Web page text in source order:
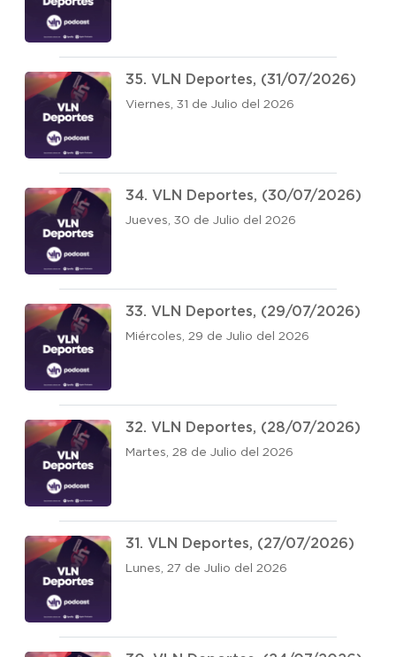
35. VLN Deportes, (31/07/2026)
Viernes, 31 de Julio del 2026
34. VLN Deportes, (30/07/2026)
Jueves, 30 de Julio del 2026
33. VLN Deportes, (29/07/2026)
Miércoles, 29 de Julio del 2026
32. VLN Deportes, (28/07/2026)
Martes, 28 de Julio del 2026
31. VLN Deportes, (27/07/2026)
Lunes, 27 de Julio del 2026